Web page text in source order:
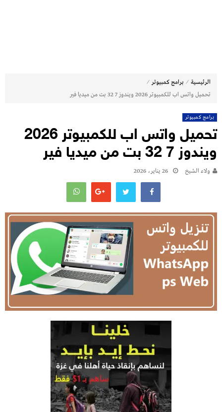
الرئيسية ⁄ برامج كمبيوتر ⁄
تحميل واتس اب للكمبيوتر 2026 ويندوز 7 32 بت من ميديا فير
برامج كمبيوتر
تحميل واتس اب للكمبيوتر 2026
ويندوز 7 32 بت من ميديا فير
ولاء الشيخ 26 يناير، 2026